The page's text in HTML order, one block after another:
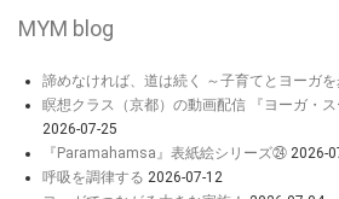
MYM blog
諦めなければ、道は続く ～子育てとヨーガ
瞑想クラス（京都）の動画配信 『ヨーガ・ス
2026-07-25
『Paramahamsa』表紙絵シリーズ㉔ 2026-
呼吸を調律する 2026-07-12